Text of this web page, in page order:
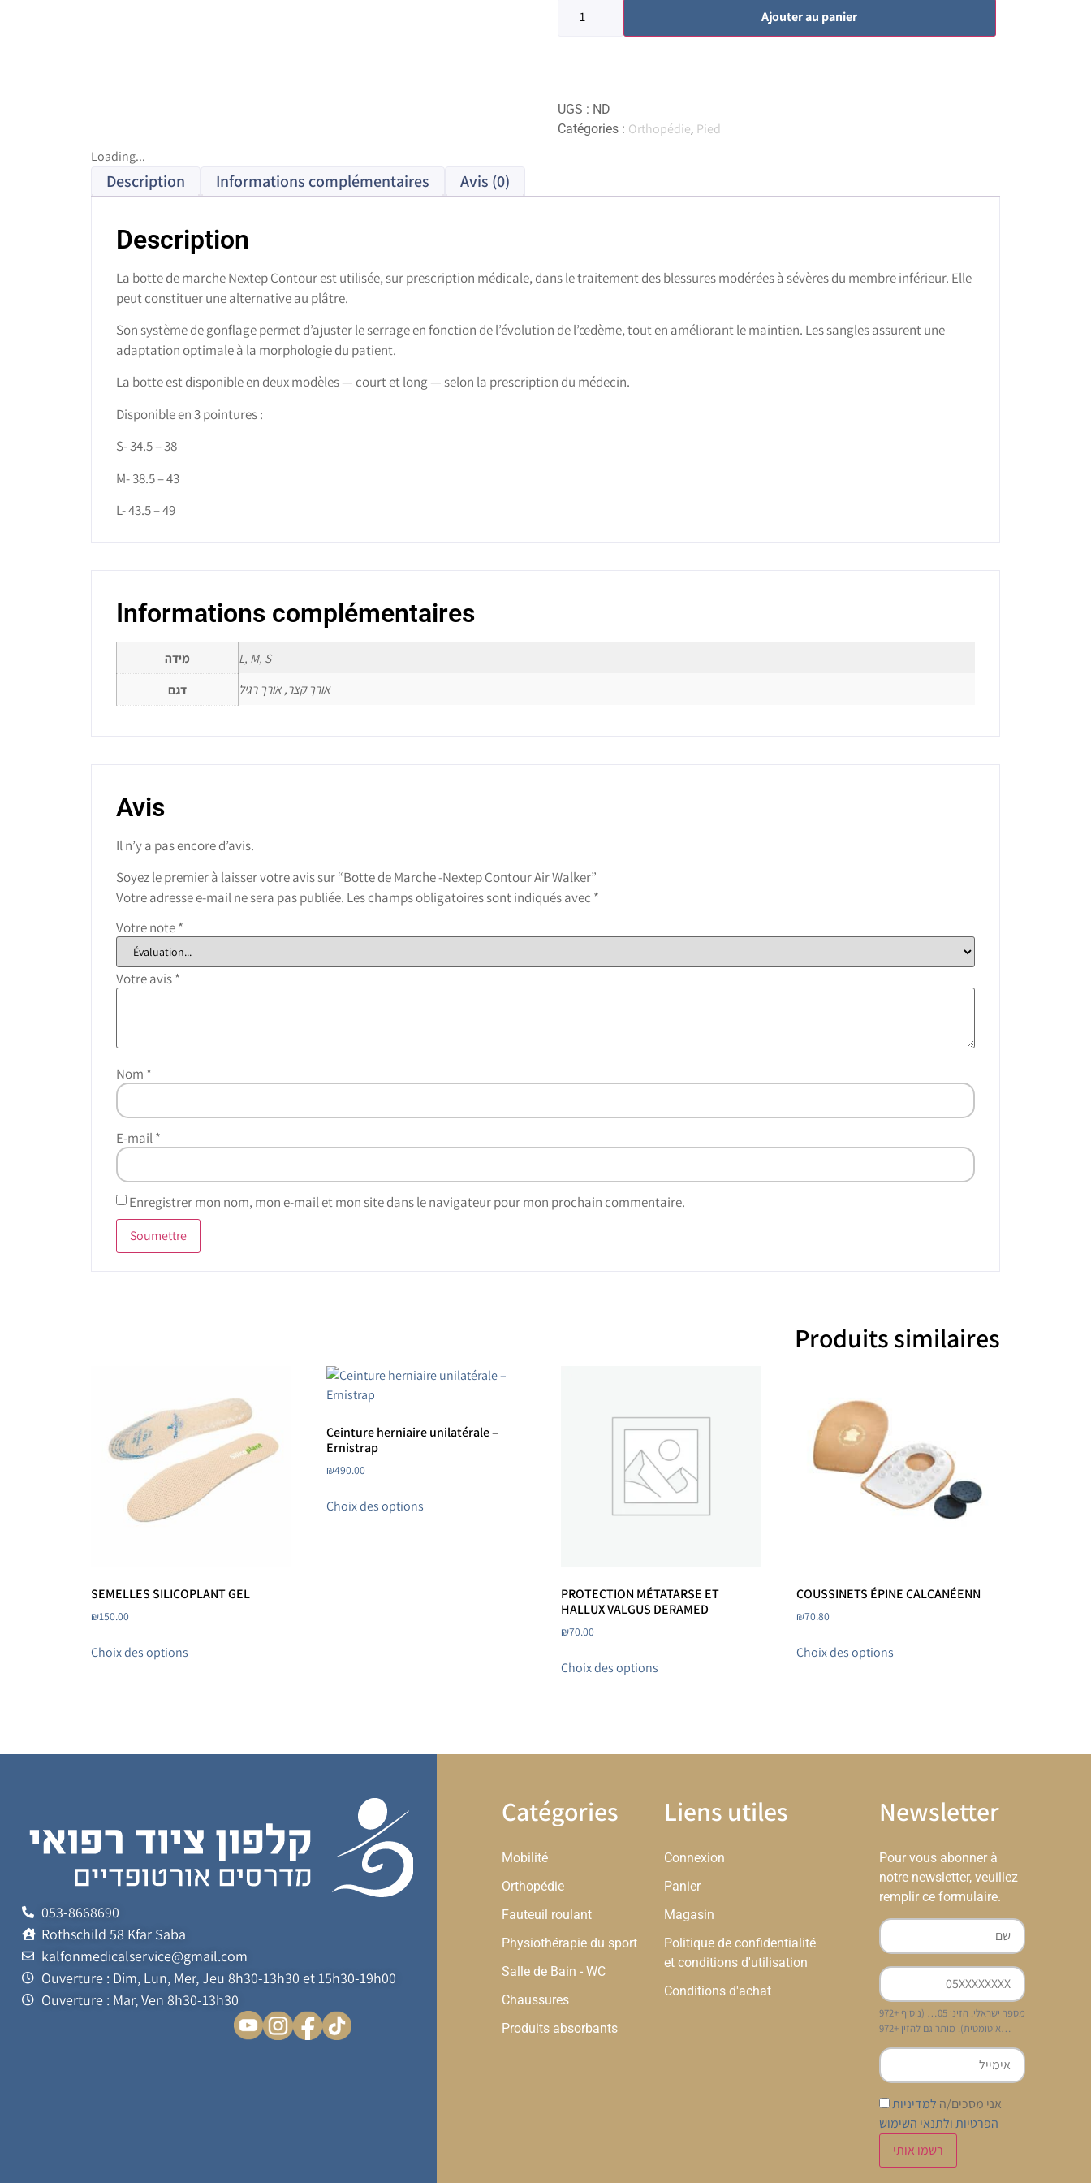
Ajouter au panier
UGS : ND
Catégories : Orthopédie, Pied
Loading...
Description Informations complémentaires Avis (0)
Description
La botte de marche Nextep Contour est utilisée, sur prescription médicale, dans le traitement des blessures modérées à sévères du membre inférieur. Elle
peut constituer une alternative au plâtre.
Son système de gonflage permet d’ajuster le serrage en fonction de l’évolution de l’œdème, tout en améliorant le maintien. Les sangles assurent une
adaptation optimale à la morphologie du patient.
La botte est disponible en deux modèles — court et long — selon la prescription du médecin.
Disponible en 3 pointures :
S- 34.5 – 38
M- 38.5 – 43
L- 43.5 – 49
Informations complémentaires
מידה
L, M, S
דגם
אורך קצר, אורך רגיל
Avis
Il n’y a pas encore d’avis.
Soyez le premier à laisser votre avis sur “Botte de Marche -Nextep Contour Air Walker”
Votre adresse e-mail ne sera pas publiée. Les champs obligatoires sont indiqués avec *
Votre note*
Votre avis*
Nom *
E-mail*
Enregistrer mon nom, mon e-mail et mon site dans le navigateur pour mon prochain commentaire.
Produits similaires
SEMELLES SILICOPLANT GEL
₪150.00
Choix des options
Ceinture herniaire unilatérale –
Ernistrap
₪490.00
Choix des options
PROTECTION MÉTATARSE ET
HALLUX VALGUS DERAMED
₪70.00
Choix des options
COUSSINETS ÉPINE CALCANÉENN
₪70.80
Choix des options
053-8668690
Rothschild 58 Kfar Saba
kalfonmedicalservice@gmail.com
Ouverture : Dim, Lun, Mer, Jeu 8h30-13h30 et 15h30-19h00
Ouverture : Mar, Ven 8h30-13h30
Catégories
Mobilité
Orthopédie
Fauteuil roulant
Physiothérapie du sport
Salle de Bain - WC
Chaussures
Produits absorbants
Liens utiles
Connexion
Panier
Magasin
Politique de confidentialité
et conditions d'utilisation
Conditions d'achat
Newsletter
Pour vous abonner à
notre newsletter, veuillez
remplir ce formulaire.
מספר ישראלי: הזינו 05… (נוסיף +972
אוטומטית). מותר גם להזין +972…
אני מסכים/ה למדיניות
הפרטיות ולתנאי השימוש